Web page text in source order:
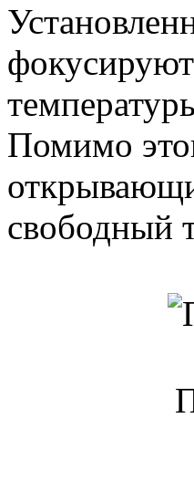
Помимо
свободный